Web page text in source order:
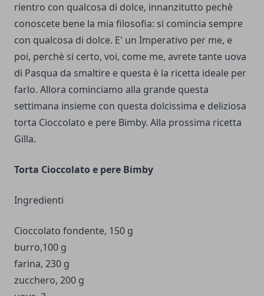
rientro con qualcosa di dolce, innanzitutto pechè
conoscete bene la mia filosofia: si comincia sempre
con qualcosa di dolce. E' un Imperativo per me, e
poi, perchè si certo, voi, come me, avrete tante uova
di Pasqua da smaltire e questa è la ricetta ideale per
farlo. Allora cominciamo alla grande questa
settimana insieme con questa dolcissima e deliziosa
torta Cioccolato e pere Bimby. Alla prossima ricetta
Gilla.
Torta Cioccolato e pere Bimby
Ingredienti
Cioccolato fondente, 150 g
burro,100 g
farina, 230 g
zucchero, 200 g